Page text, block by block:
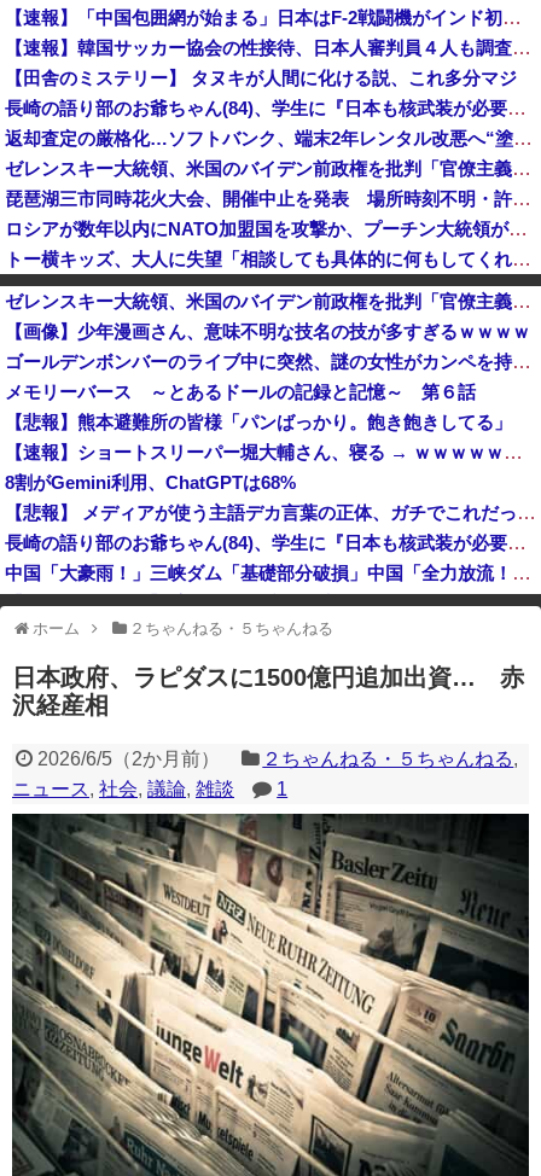
【速報】「中国包囲網が始まる」日本はF-2戦闘機がインド初派遣
【速報】韓国サッカー協会の性接待、日本人審判員４人も調査へ！！！
【田舎のミステリー】 タヌキが人間に化ける説、これ多分マジ
長崎の語り部のお爺ちゃん(84)、学生に『日本も核武装が必要』と言われびっくり
返却査定の厳格化…ソフトバンク、端末2年レンタル改悪へ“塗装はがれ”でも2.2万円負担…上限も倍額に 保証加入なら免除 [8/9]
ゼレンスキー大統領、米国のバイデン前政権を批判「官僚主義だった」
琵琶湖三市同時花火大会、開催中止を発表 場所時刻不明・許可なし・交通整理なし・市が関与否定
ロシアが数年以内にNATO加盟国を攻撃か、プーチン大統領が追い詰められ…米情報機関分析！
トー横キッズ、大人に失望「相談しても具体的に何もしてくれなくて傷つく。福祉は自由が奪われる」
産経新聞 佐渡金山、韓国は反日を持ち込むな ［8/9］
ゼレンスキー大統領、米国のバイデン前政権を批判「官僚主義だった」
【画像】少年漫画さん、意味不明な技名の技が多すぎるｗｗｗｗ
ゴールデンボンバーのライブ中に突然、謎の女性がカンペを持って、ステージ上に乱入！→演出かと思いきや、とんでもなくガチでやばすぎる大事故に・・・
メモリーバース ～とあるドールの記録と記憶～ 第６話
【悲報】熊本避難所の皆様「パンばっかり。飽き飽きしてる」
【速報】ショートスリーパー堀大輔さん、寝る → ｗｗｗｗｗｗｗｗｗｗｗｗｗｗｗｗ
8割がGemini利用、ChatGPTは68%
【悲報】 メディアが使う主語デカ言葉の正体、ガチでこれだったｗｗｗｗ
長崎の語り部のお爺ちゃん(84)、学生に『日本も核武装が必要』と言われびっくり
中国「大豪雨！」三峡ダム「基礎部分破損」中国「全力放流！」台風13号「中国上陸予測」台風15号「中国接近（画像」中国「台風同時上陸！（穀物生産が壊滅危機」→
【今はやってない】 審判への性接待疑惑…大韓サッカー協会が声明「現在は一切発生していない」
一部のコンテンツが表示されなくなったり、サイト全体のレイアウトが崩れ
たりする場合があります。
ホーム ２ちゃんねる・５ちゃんねる
日本政府、ラピダスに1500億円追加出資… 赤
沢経産相
2026/6/5（2か月前） ２ちゃんねる・５ちゃんねる,
ニュース, 社会, 議論, 雑談 1